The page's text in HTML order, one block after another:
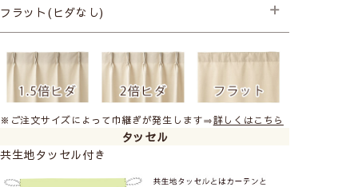
〈爽やかさのある空間〉
サコブルーがおすすめ！
├プレミアム縫製+形状記憶
フラット(ヒダなし)
※ご注文サイズによって巾継ぎが発生します⇒詳しくはこちら
タッセル
共生地タッセル付き